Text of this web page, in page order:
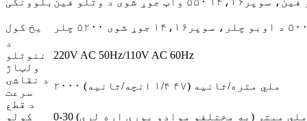
یخ کول
د
ننوتلو
ولټاژ
220V AC 50Hz/110V AC 60Hz
د نقاشۍ
سرعت
۲۰۰۰ ملي متره/ثانیه (۴۷ ۱/۴ انچه/ثانیه)
د قطع
کولو
0-30 ملي میتر (په مختلفو موادو پورې اړه لري)